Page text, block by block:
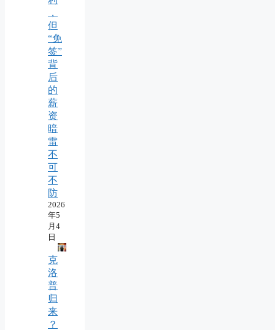
，
但
“免
签”
背
后
的
薪
资
暗
雷
不
可
不
防
2026
年5
月4
日
克
洛
普
归
来
？